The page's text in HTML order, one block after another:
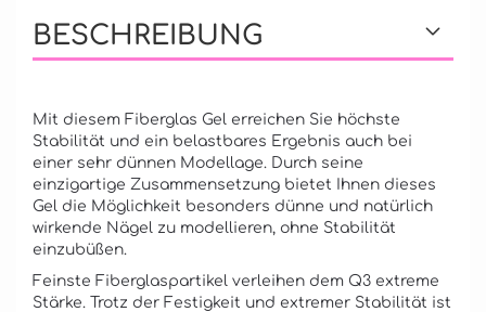
BESCHREIBUNG
Mit diesem Fiberglas Gel erreichen Sie höchste
Stabilität und ein belastbares Ergebnis auch bei
einer sehr dünnen Modellage. Durch seine
einzigartige Zusammensetzung bietet Ihnen dieses
Gel die Möglichkeit besonders dünne und natürlich
wirkende Nägel zu modellieren, ohne Stabilität
einzubüßen.
Feinste Fiberglaspartikel verleihen dem Q3 extreme
Stärke. Trotz der Festigkeit und extremer Stabilität ist